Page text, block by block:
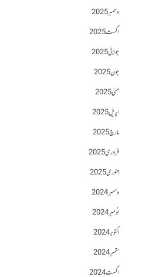
دسمبر 2025
اگست 2025
جولائی 2025
جون 2025
مئی 2025
اپریل 2025
مارچ 2025
فروری 2025
جنوری 2025
دسمبر 2024
نومبر 2024
اکتوبر 2024
ستمبر 2024
اگست 2024